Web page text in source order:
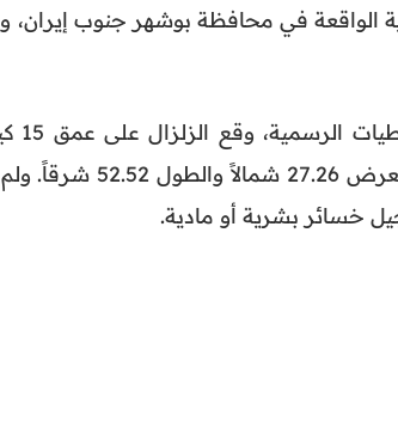
الواقعة في محافظة بوشهر جنوب إيران،
التقاء خطي العرض
خسائر بشرية أو مادية.